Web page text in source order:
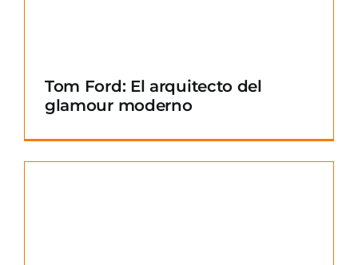
Tom Ford: El arquitecto del
glamour moderno